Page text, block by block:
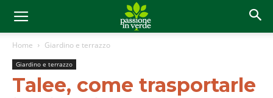
Home Giardino e terrazzo
Giardino e terrazzo
Talee, come trasportarle